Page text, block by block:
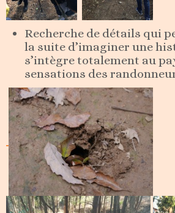
Recherche de détails qui
la suite d’imaginer une
s’intègre totalement au
sensations des